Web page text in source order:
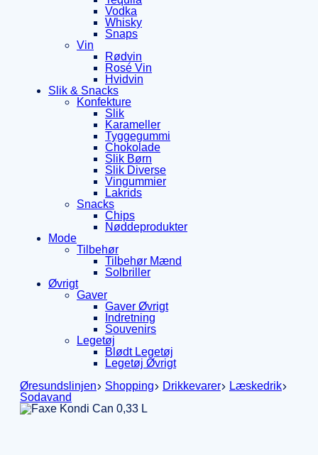
Vodka
Whisky
Snaps
Vin
Rødvin
Rosé Vin
Hvidvin
Slik & Snacks
Konfekture
Slik
Karameller
Tyggegummi
Chokolade
Slik Børn
Slik Diverse
Vingummier
Lakrids
Snacks
Chips
Nøddeprodukter
Mode
Tilbehør
Tilbehør Mænd
Solbriller
Øvrigt
Gaver
Gaver Øvrigt
Indretning
Souvenirs
Legetøj
Blødt Legetøj
Legetøj Øvrigt
Øresundslinjen
Shopping Drikkevarer
Læskedrik
Sodavand